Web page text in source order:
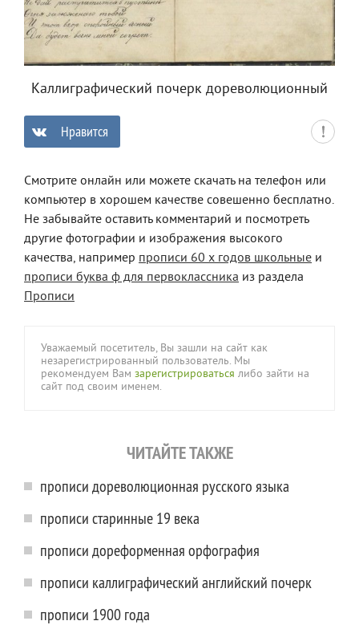
Каллиграфический почерк дореволюционный
Нравится
Смотрите онлайн или можете скачать на телефон или
компьютер в хорошем качестве совешенно бесплатно.
Не забывайте оставить комментарий и посмотреть
другие фотографии и изображения высокого
качества, например прописи 60 х годов школьные и
прописи буква ф для первоклассника из раздела
Прописи
Уважаемый посетитель, Вы зашли на сайт как
незарегистрированный пользователь. Мы
рекомендуем Вам зарегистрироваться либо зайти на
сайт под своим именем.
ЧИТАЙТЕ ТАКЖЕ
прописи дореволюционная русского языка
прописи старинные 19 века
прописи дореформенная орфография
прописи каллиграфический английский почерк
прописи 1900 года